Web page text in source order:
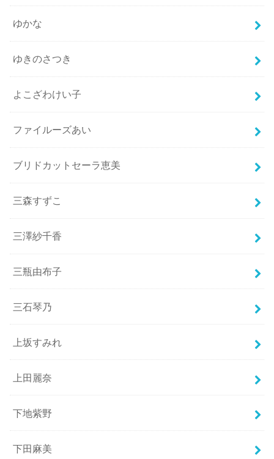
ゆかな
ゆきのさつき
よこざわけい子
ファイルーズあい
ブリドカットセーラ恵美
三森すずこ
三澤紗千香
三瓶由布子
三石琴乃
上坂すみれ
上田麗奈
下地紫野
下田麻美